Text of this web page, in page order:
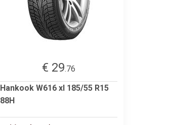
€ 29.76
Hankook W616 xl 185/55 R15
88H